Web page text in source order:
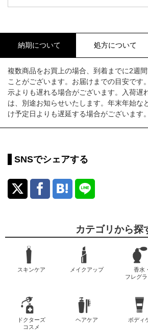
納期について 処方について
複数商品をお買上の場合、到着までに2週
ことがございます。お届けまでの目安です
示よりも遅れる場合がございます。入荷遅
は、別途お知らせいたします。年末年始な
け予定日よりも遅延する場合がございます。
SNSでシェアする
カテゴリから探
スキンケア メイクアップ
香水・
フレグ
ドクターズ
コスメ
ヘアケア ボディ